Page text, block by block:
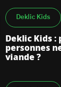
Deklic Kids
Deklic Kids
personnes
viande ?